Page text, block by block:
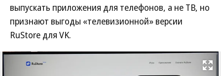
выпускать приложения для телефонов, а не ТВ, но
признают выгоды «телевизионной» версии
RuStore для VK.
Развернуть